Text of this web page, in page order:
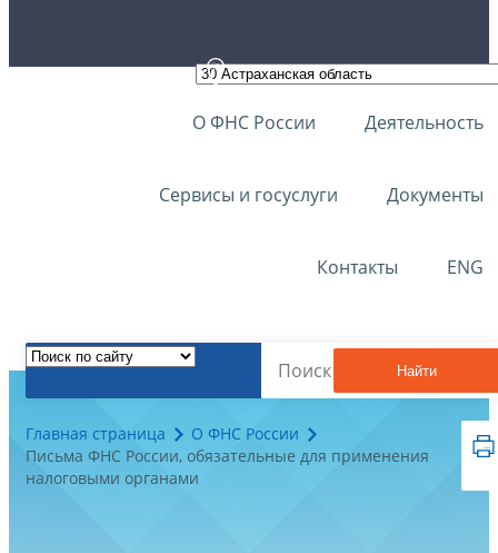
О ФНС России Деятельность
Сервисы и госуслуги Документы
Контакты ENG
Найти
Главная страница
О ФНС России
Письма ФНС России, обязательные для применения
налоговыми органами